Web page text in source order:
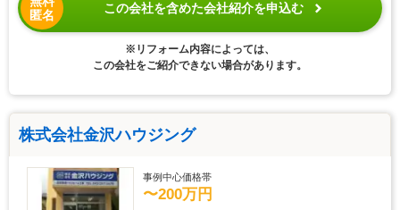
匿名
この会社を含めた会社紹介を申込む
※リフォーム内容によっては、
この会社をご紹介できない場合があります。
株式会社金沢ハウジング
事例中心価格帯
〜200万円